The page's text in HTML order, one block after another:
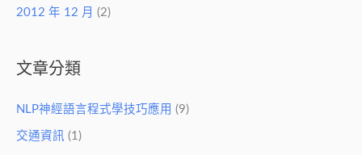
2012 年 12 月 (2)
文章分類
NLP神經語言程式學技巧應用 (9)
交通資訊 (1)